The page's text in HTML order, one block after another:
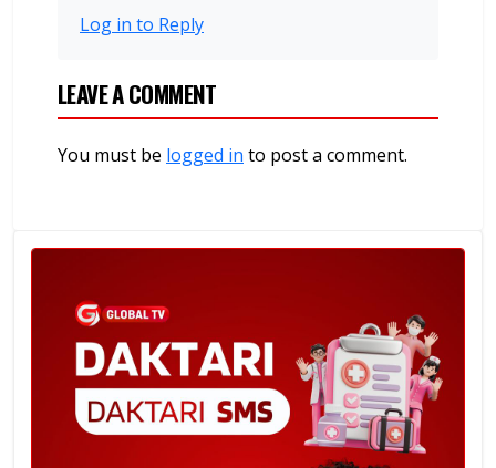
Log in to Reply
LEAVE A COMMENT
You must be logged in to post a comment.